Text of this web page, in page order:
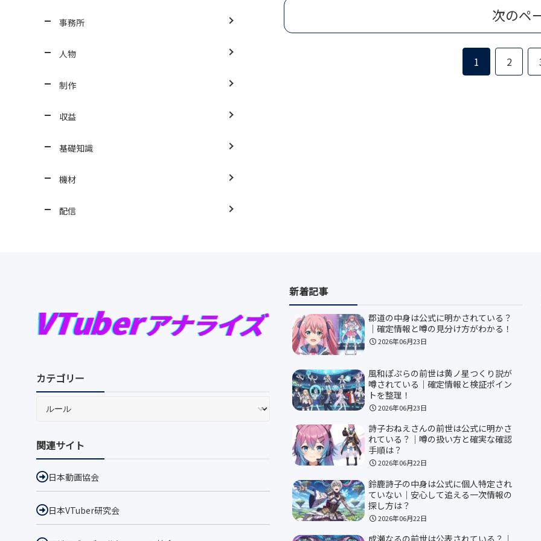
次のペ
1 2
事務所
人物
制作
収益
基礎知識
機材
配信
カテゴリー
関連サイト
日本動画協会
日本VTuber研究会
新着記事
郡道の中身は公式に明かされている？
｜確定情報と噂の見分け方がわかる！
2026年06月23日
風和ぽぷらの前世は黄ノ星つくり説が
噂されている｜確定情報と検証ポイン
トを整理！
2026年06月23日
詩子おねえさんの前世は公式に明かさ
れている？｜噂の扱い方と確実な確認
手順は？
2026年06月22日
鈴鹿詩子の中身は公式に個人特定され
ていない｜安心して追える一次情報の
探し方は？
2026年06月22日